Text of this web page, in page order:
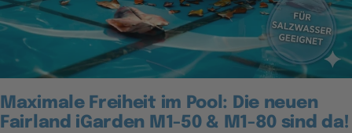
Maximale Freiheit im Pool: Die neuen
Fairland iGarden M1-50 & M1-80 sind da!